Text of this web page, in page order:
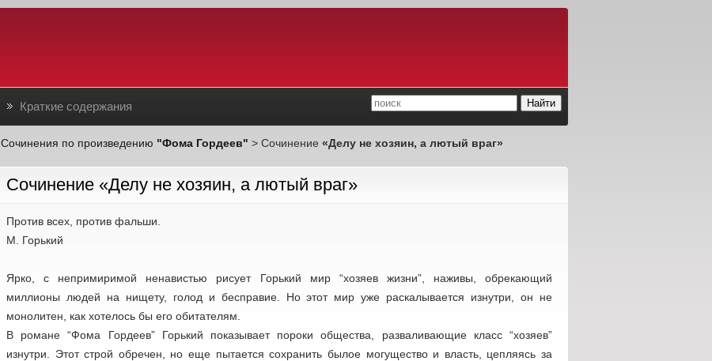
Краткие содержания
Сочинения по произведению "Фома Гордеев" > Сочинение «Делу не хозяин, а лютый враг»
Cочинение «Делу не хозяин, а лютый враг»
Против всех, против фальши.
М. Горький
Ярко, с непримиримой ненавистью рисует Горький мир “хозяев жизни”, наживы, обрекающий
миллионы людей на нищету, голод и бесправие. Но этот мир уже раскалывается изнутри, он не
монолитен, как хотелось бы его обитателям.
В романе “Фома Гордеев” Горький показывает пороки общества, разваливающие класс “хозяев”
изнутри. Этот строй обречен, но еще пытается сохранить былое могущество и власть, цепляясь за